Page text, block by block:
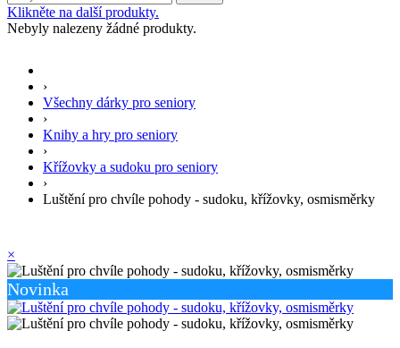
Klikněte na další produkty.
Nebyly nalezeny žádné produkty.
›
Všechny dárky pro seniory
›
Knihy a hry pro seniory
›
Křížovky a sudoku pro seniory
›
Luštění pro chvíle pohody - sudoku, křížovky, osmisměrky
×
Novinka